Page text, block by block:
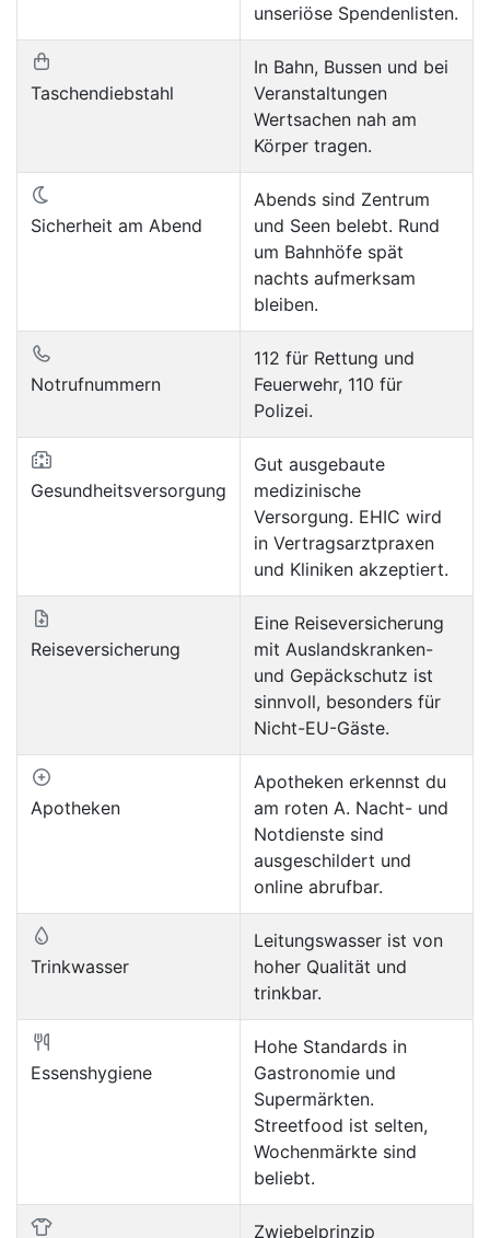
unseriöse Spendenlisten.
Taschendiebstahl
In Bahn, Bussen und bei
Veranstaltungen
Wertsachen nah am
Körper tragen.
Sicherheit am Abend
Abends sind Zentrum
und Seen belebt. Rund
um Bahnhöfe spät
nachts aufmerksam
bleiben.
Notrufnummern
112 für Rettung und
Feuerwehr, 110 für
Polizei.
Gesundheitsversorgung
Gut ausgebaute
medizinische
Versorgung. EHIC wird
in Vertragsarztpraxen
und Kliniken akzeptiert.
Reiseversicherung
Eine Reiseversicherung
mit Auslandskranken-
und Gepäckschutz ist
sinnvoll, besonders für
Nicht-EU-Gäste.
Apotheken
Apotheken erkennst du
am roten A. Nacht- und
Notdienste sind
ausgeschildert und
online abrufbar.
Trinkwasser
Leitungswasser ist von
hoher Qualität und
trinkbar.
Essenshygiene
Hohe Standards in
Gastronomie und
Supermärkten.
Streetfood ist selten,
Wochenmärkte sind
beliebt.
Zwiebelprinzip